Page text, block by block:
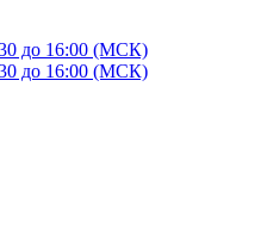
до 16:00 (МСК)
до 16:00 (МСК)